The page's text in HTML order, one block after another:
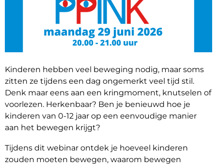
Kinderen hebben veel beweging nodig, maar soms
zitten ze tijdens een dag ongemerkt veel tijd stil.
Denk maar eens aan een kringmoment, knutselen of
voorlezen. Herkenbaar? Ben je benieuwd hoe je
kinderen van 0-12 jaar op een eenvoudige manier
aan het bewegen krijgt?
Tijdens dit webinar ontdek je hoeveel kinderen
zouden moeten bewegen, waarom bewegen